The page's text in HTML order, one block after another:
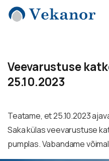
Veevarustuse
25.10.2023
Teatame, et 25.10.2023
Saka külas veevarustuse
pumplas. Vabandame